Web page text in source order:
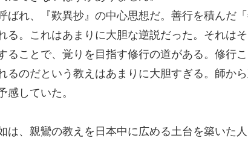
ばれ、『歎異抄』の中心思想だ。善行を積んだ
る。これはあまりに大胆な逆説だった。それは
ることで、覚りを目指す修行の道がある。修行
るのだという教えはあまりに大胆すぎる。師か
していた。
は、親鸞の教えを日本中に広める土台を築いた